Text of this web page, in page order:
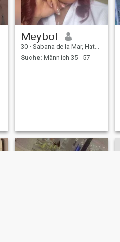
Meybol
30 • Sabana de la Mar, Hato Mayor, Dom. Rep.
Suche: Männlich 35 - 57